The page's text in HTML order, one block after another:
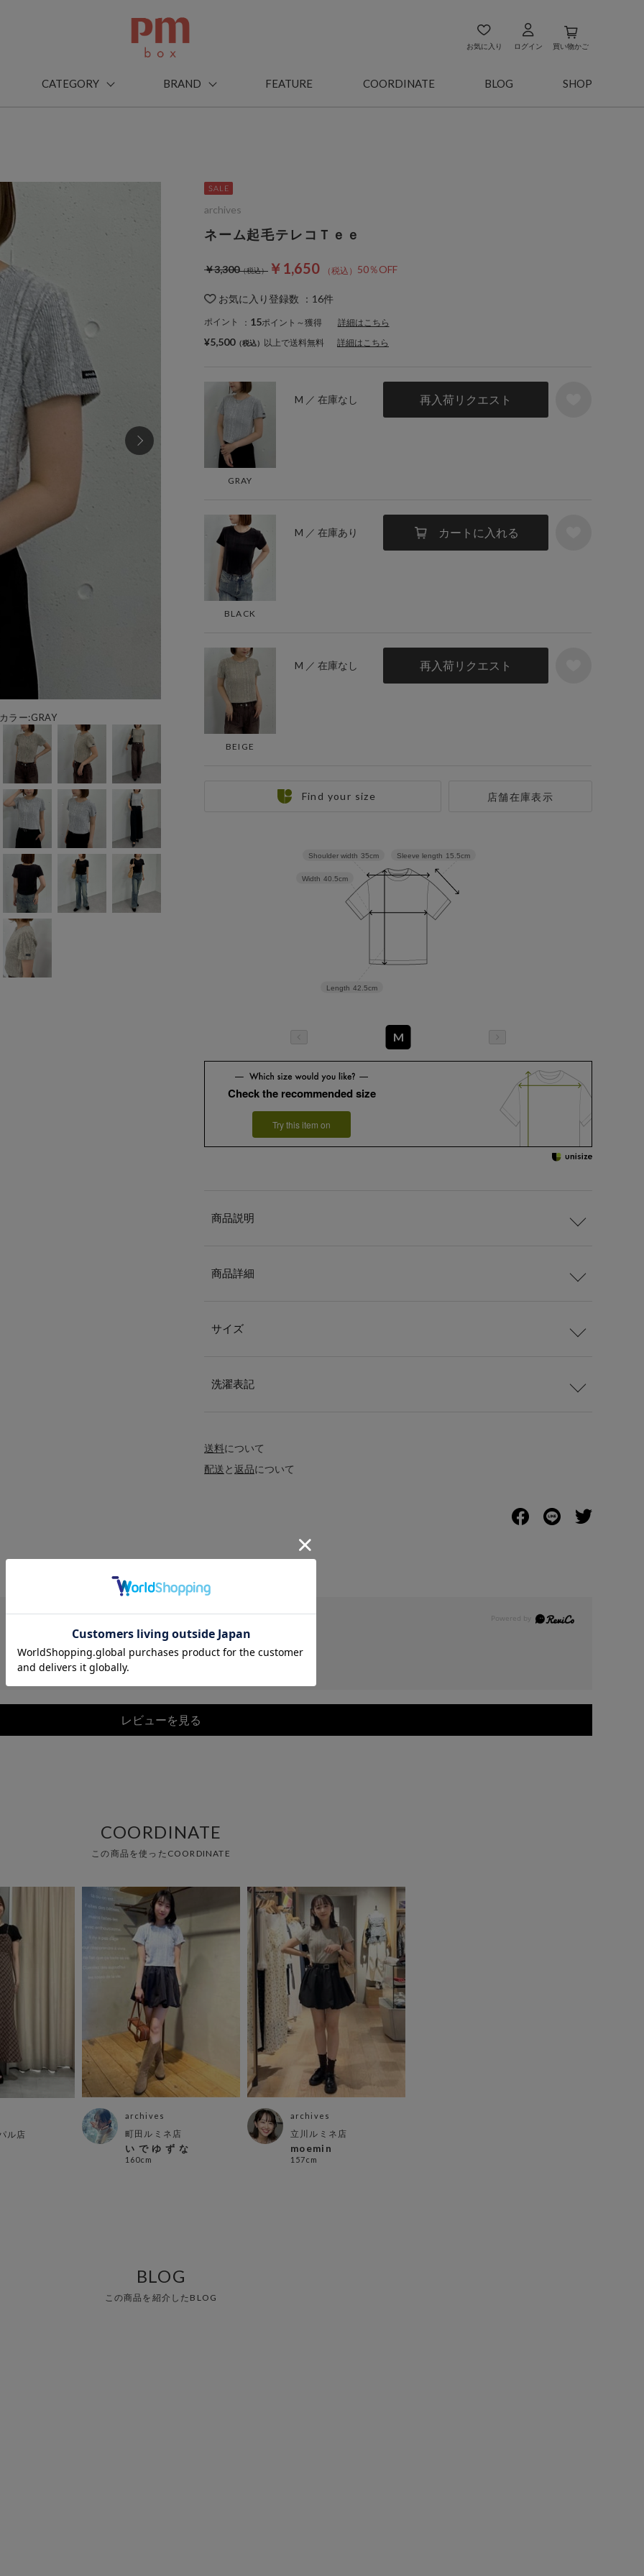
お気に入り ログイン 買い物かご
CATEGORY BRAND FEATURE COORDINATE BLOG SHOP
ラー:GRAY
ネーム起毛テレコＴｅｅ
￥1,650 50％OFF
￥3,300
お気に入り登録数 ： 16件
ポイント ： 15ポイント～獲得 詳細はこちら
GRAY
M ／ 在庫なし 再入荷リクエスト
BLACK
M ／ 在庫あり カートに入れる
BEIGE
M ／ 在庫なし 再入荷リクエスト
店舗在庫表示
archives
¥5,500 以上で送料無料 詳細はこちら
Find your size
Sleeve length 15.5cm
Length 42.5cm
Width 40.5cm
Shoulder width 35cm
M
Check the recommended size
Try this item on
商品説明
商品詳細
サイズ
洗濯表記
送料について
配送と返品について
レビューを見る
COORDINATE
この商品を使ったCOORDINATE
ル店
archives
町田ルミネ店
い で ゆ ず な
160cm
archives
立川ルミネ店
moemin
157cm
BLOG
この商品を紹介したBLOG